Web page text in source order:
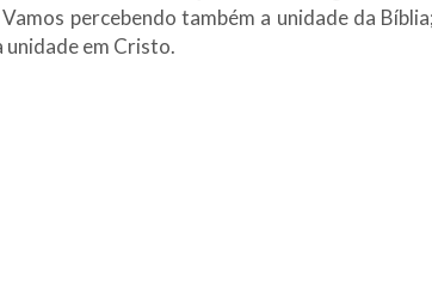
percebendo também a unidade da
unidade em Cristo.